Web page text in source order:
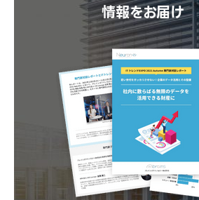
情報をお届け